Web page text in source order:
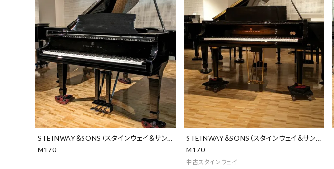
STEINWAY＆SONS（スタインウェイ＆サンズ）
M170
STEINWAY＆SONS（スタインウェイ＆サンズ）
M170
中古スタインウェイ